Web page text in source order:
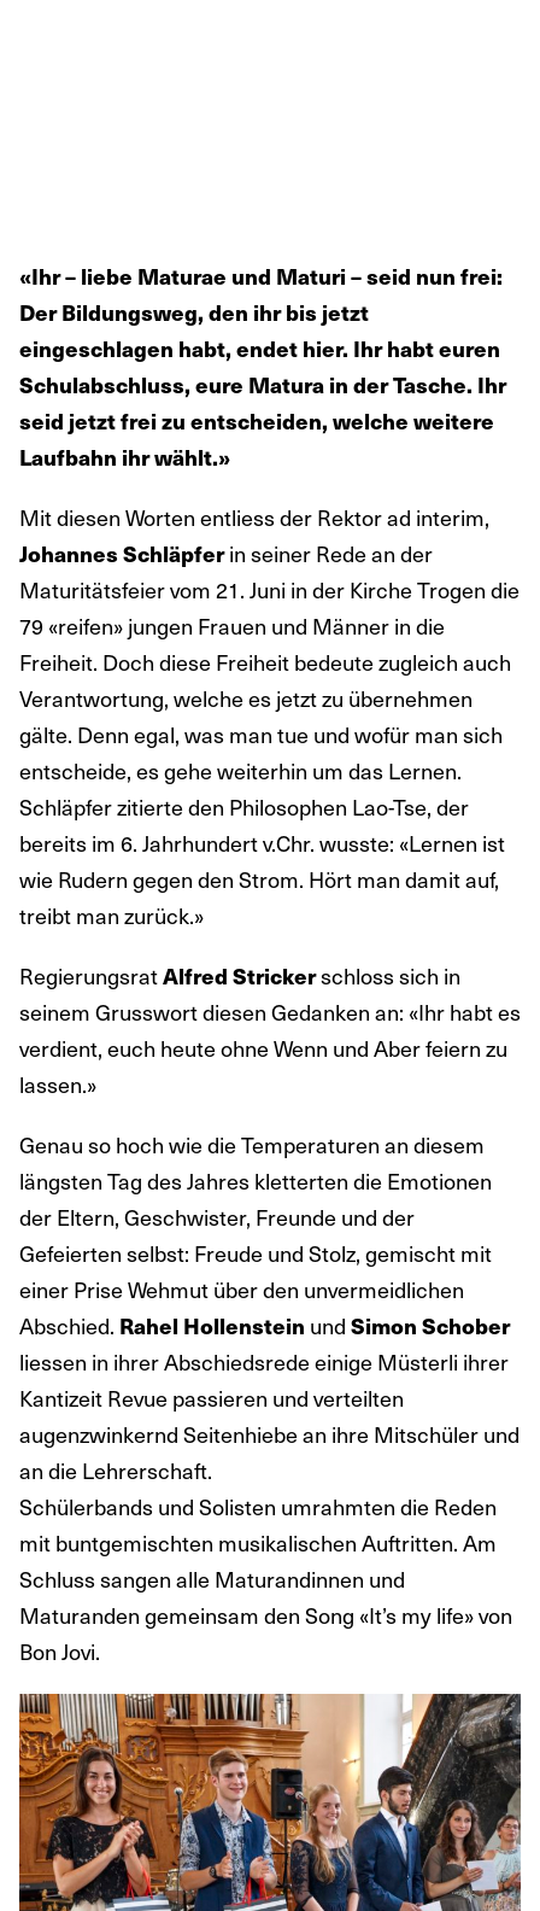
«Ihr – liebe Maturae und Maturi – seid nun frei:
Der Bildungsweg, den ihr bis jetzt
eingeschlagen habt, endet hier. Ihr habt euren
Schulabschluss, eure Matura in der Tasche. Ihr
seid jetzt frei zu entscheiden, welche weitere
Laufbahn ihr wählt.»
Mit diesen Worten entliess der Rektor ad interim,
Johannes Schläpferin seiner Rede an der
Maturitätsfeier vom 21. Juni in der Kirche Trogen die
79 «reifen» jungen Frauen und Männer in die
Freiheit. Doch diese Freiheit bedeute zugleich auch
Verantwortung, welche es jetzt zu übernehmen
gälte. Denn egal, was man tue und wofür man sich
entscheide, es gehe weiterhin um das Lernen.
Schläpfer zitierte den Philosophen Lao-Tse, der
bereits im 6. Jahrhundert v.Chr. wusste: «Lernen ist
wie Rudern gegen den Strom. Hört man damit auf,
treibt man zurück.»
RegierungsratAlfred Strickerschloss sich in
seinem Grusswort diesen Gedanken an: «Ihr habt es
verdient, euch heute ohne Wenn und Aber feiern zu
lassen.»
Genau so hoch wie die Temperaturen an diesem
längsten Tag des Jahres kletterten die Emotionen
der Eltern, Geschwister, Freunde und der
Gefeierten selbst: Freude und Stolz, gemischt mit
einer Prise Wehmut über den unvermeidlichen
Abschied. Rahel Hollenstein und Simon Schober
liessen in ihrer Abschiedsrede einige Müsterli ihrer
Kantizeit Revue passieren und verteilten
augenzwinkernd Seitenhiebe an ihre Mitschüler und
an die Lehrerschaft.
Schülerbands und Solisten umrahmten die Reden
mit buntgemischten musikalischen Auftritten. Am
Schluss sangen alle Maturandinnen und
Maturanden gemeinsam den Song «It’s my life» von
Bon Jovi.